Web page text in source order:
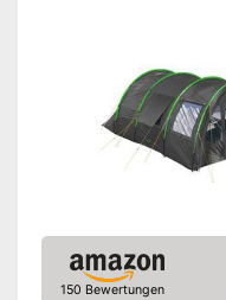
Fiberglasgestänge
Innenzelttaschen
Kabeleingang
Moskitonetz
150 Bewertungen